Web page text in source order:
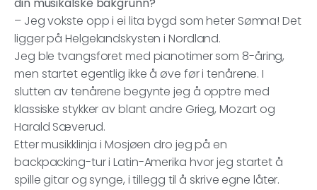
– Jeg vokste opp i ei lita bygd som heter Sømna! Det
ligger på Helgelandskysten i Nordland.
Jeg ble tvangsforet med pianotimer som 8-åring,
men startet egentlig ikke å øve før i tenårene. I
slutten av tenårene begynte jeg å opptre med
klassiske stykker av blant andre Grieg, Mozart og
Harald Sæverud.
Etter musikklinja i Mosjøen dro jeg på en
backpacking-tur i Latin-Amerika hvor jeg startet å
spille gitar og synge, i tillegg til å skrive egne låter.